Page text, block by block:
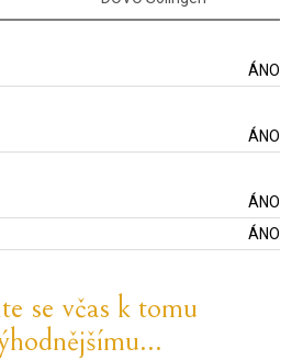
ÁNO
ÁNO
ÁNO
ÁNO
se včas k tomu